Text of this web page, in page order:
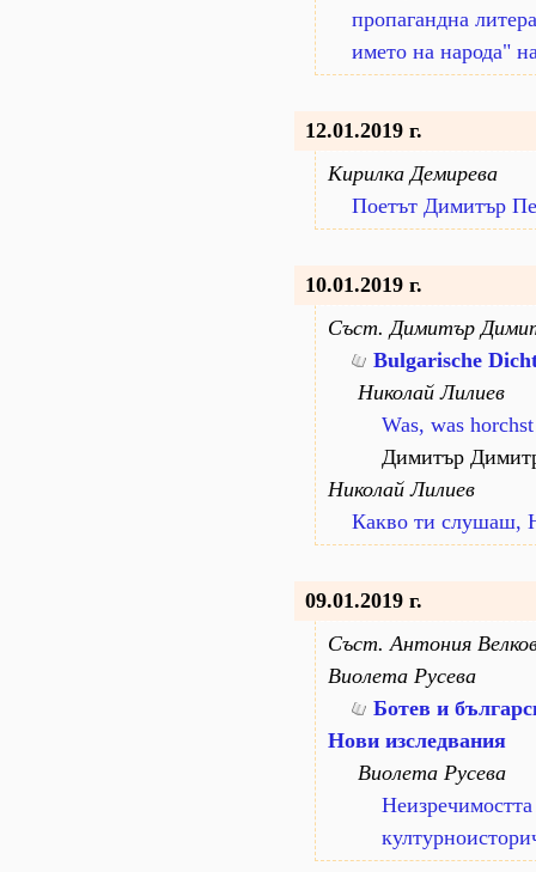
пропагандна
името на народа"
12.01.2019 г.
Кирилка Демирева
Поетът Димитър
10.01.2019 г.
Съст. Димитър
Bulgarische
Николай Лилиев
Was, was
Димитър
Николай Лилиев
Какво ти слушаш,
09.01.2019 г.
Съст. Антония
Виолета Русева
Ботев и
Нови изследвания
Виолета Русева